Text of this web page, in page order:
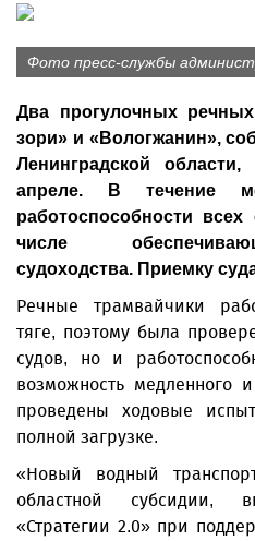
Фото пресс-службы
Два прогулочных
зори» и «Вологжанин»,
Ленинградской
апреле. В течение
работоспособности
числе
судоходства. Приемку
Речные трамвайчики
тяге, поэтому была
судов, но и
возможность медленного
проведены ходовые
полной загрузке.
«Новый водный
областной субсидии,
«Стратегии 2.0» при